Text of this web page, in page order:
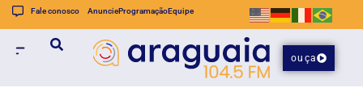
Fale conosco AnuncieProgramaçãoEquipe
ouça